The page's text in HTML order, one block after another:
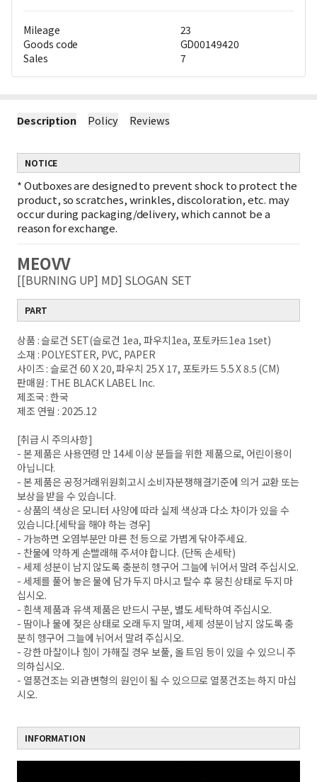
Mileage
23
Goods code
GD00149420
Sales
7
Description Policy Reviews
NOTICE
*Outboxes are designed to prevent shock to protect the
product, so scratches, wrinkles, discoloration, etc. may
occur during packaging/delivery, which cannot be a
reason for exchange.
MEOVV
[[BURNING UP] MD] SLOGAN SET
PART
상품 : 슬로건 SET(슬로건 1ea, 파우치1ea, 포토카드1ea 1set)
소재 : POLYESTER, PVC, PAPER
사이즈 : 슬로건 60 X 20, 파우치 25 X 17, 포토카드 5.5 X 8.5 (CM)
판매원 : THE BLACK LABEL Inc.
제조국 : 한국
제조 연월 : 2025.12
[취급 시 주의사항]
- 본 제품은 사용연령 만 14세 이상 분들을 위한 제품으로, 어린이용이
아닙니다.
- 본 제품은 공정거래위원회고시 소비자분쟁해결기준에 의거 교환 또는
보상을 받을 수 있습니다.
- 상품의 색상은 모니터 사양에 따라 실제 색상과 다소 차이가 있을 수
있습니다.[세탁을 해야 하는 경우]
- 가능하면 오염부분만 마른 천 등으로 가볍게 닦아주세요.
- 찬물에 약하게 손빨래해 주셔야 합니다. (단독 손세탁)
- 세제 성분이 남지 않도록 충분히 헹구어 그늘에 뉘어서 말려 주십시오.
- 세제를 풀어 놓은 물에 담가 두지 마시고 탈수 후 뭉친 상태로 두지 마
십시오.
- 흰색 제품과 유색 제품은 반드시 구분, 별도 세탁하여 주십시오.
- 땀이나 물에 젖은 상태로 오래 두지 말며, 세제 성분이 남지 않도록 충
분히 헹구어 그늘에 뉘어서 말려 주십시오.
- 강한 마찰이나 힘이 가해질 경우 보풀, 올 트임 등이 있을 수 있으니 주
의하십시오.
- 열풍건조는 외관 변형의 원인이 될 수 있으므로 열풍건조는 하지 마십
시오.
INFORMATION